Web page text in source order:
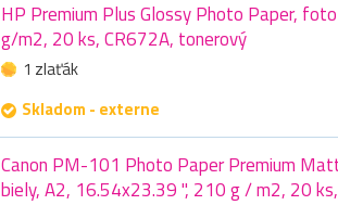
HP Premium Plus Glossy Photo Paper,
g/m2, 20 ks, CR672A, tonerový
1 zlaťák
Skladom - externe
Canon PM-101 Photo Paper Premium
biely, A2, 16.54x23.39 ", 210 g / m2, 20